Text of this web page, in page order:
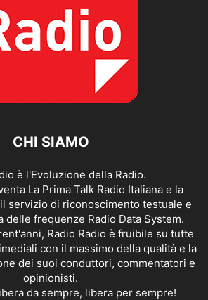
CHI SIAMO
è l'Evoluzione della Radio.
La Prima Talk Radio Italiana e la
servizio di riconoscimento testuale e
delle frequenze Radio Data System.
Radio Radio è fruibile su tutte
con il massimo della qualità e la
dei suoi conduttori, commentatori e
opinionisti.
da sempre, libera per sempre!